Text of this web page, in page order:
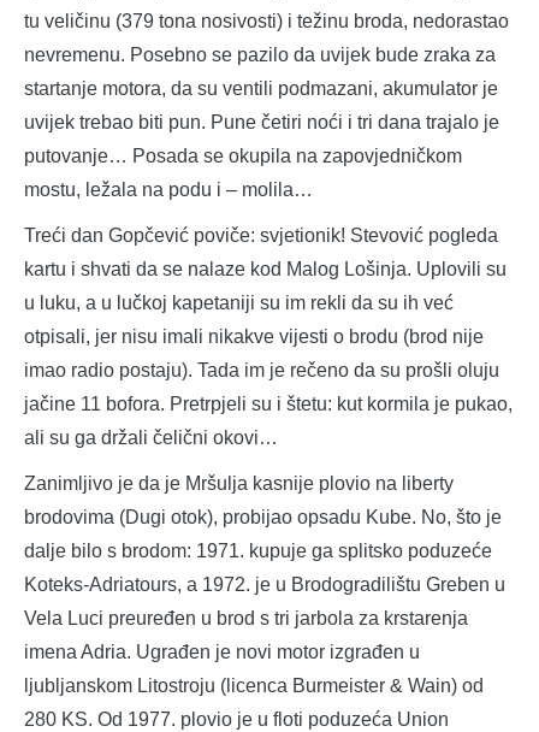
tu veličinu (379 tona nosivosti) i težinu broda, nedorastao
nevremenu. Posebno se pazilo da uvijek bude zraka za
startanje motora, da su ventili podmazani, akumulator je
uvijek trebao biti pun. Pune četiri noći i tri dana trajalo je
putovanje… Posada se okupila na zapovjedničkom
mostu, ležala na podu i – molila…
Treći dan Gopčević poviče: svjetionik! Stevović pogleda
kartu i shvati da se nalaze kod Malog Lošinja. Uplovili su
u luku, a u lučkoj kapetaniji su im rekli da su ih već
otpisali, jer nisu imali nikakve vijesti o brodu (brod nije
imao radio postaju). Tada im je rečeno da su prošli oluju
jačine 11 bofora. Pretrpjeli su i štetu: kut kormila je pukao,
ali su ga držali čelični okovi…
Zanimljivo je da je Mršulja kasnije plovio na liberty
brodovima (Dugi otok), probijao opsadu Kube. No, što je
dalje bilo s brodom: 1971. kupuje ga splitsko poduzeće
Koteks-Adriatours, a 1972. je u Brodogradilištu Greben u
Vela Luci preuređen u brod s tri jarbola za krstarenja
imena Adria. Ugrađen je novi motor izgrađen u
ljubljanskom Litostroju (licenca Burmeister & Wain) od
280 KS. Od 1977. plovio je u floti poduzeća Union